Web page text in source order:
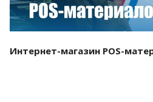
Интернет-магазин POS-